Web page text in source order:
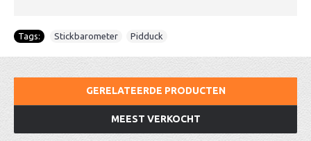
Tags: Stickbarometer Pidduck
GERELATEERDE PRODUCTEN
MEEST VERKOCHT